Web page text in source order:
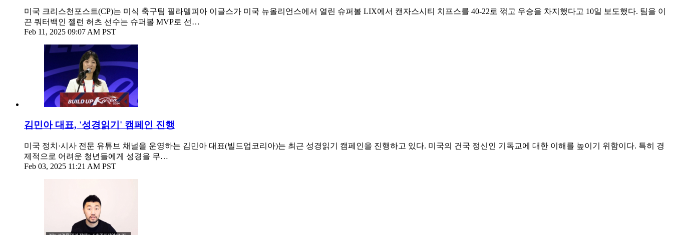
미국 크리스천포스트(CP)는 미식 축구팀 필라델피아 이글스가 미국 뉴올리언스에서 열린 슈퍼볼 LIX에서 캔자스시티 치프스를 40-22로 꺾고 우승을 차지했다고 10일 보도했다. 팀을 이
끈 쿼터백인 젤런 허츠 선수는 슈퍼볼 MVP로 선…
Feb 11, 2025 09:07 AM PST
김민아 대표, '성경읽기' 캠페인 진행
미국 정치·시사 전문 유튜브 채널을 운영하는 김민아 대표(빌드업코리아)는 최근 성경읽기 캠페인을 진행하고 있다. 미국의 건국 정신인 기독교에 대한 이해를 높이기 위함이다. 특히 경
제적으로 어려운 청년들에게 성경을 무…
Feb 03, 2025 11:21 AM PST